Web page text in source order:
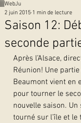
Découvrir
Saison 12:
seconde
WebJu
2 juin 2015 1 min de lecture
Après l’Alsace,
Réunion! Une
Beaumont vient en
pour tourner le
nouvelle saison.
tourné sur l’île et le